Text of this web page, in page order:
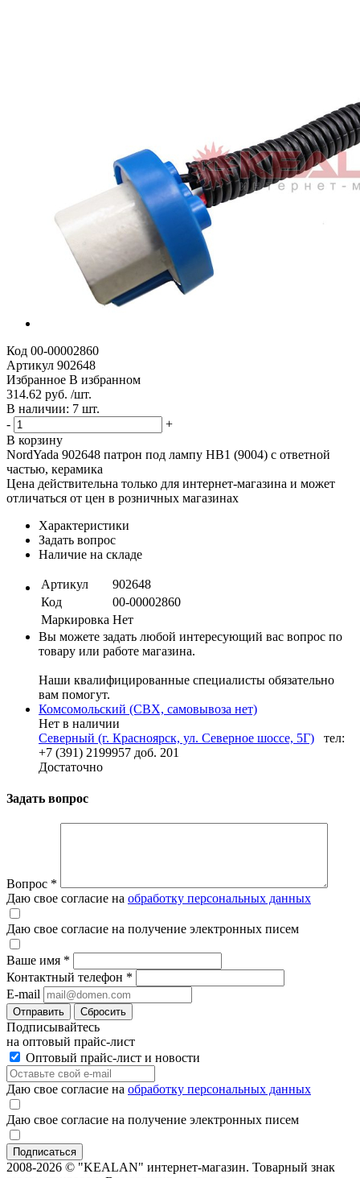
Код 00-00002860
Артикул 902648
Избранное В избранном
314.62 руб. /шт.
В наличии: 7 шт.
-
+
В корзину
NordYada 902648 патрон под лампу HB1 (9004) с ответной
частью, керамика
Цена действительна только для интернет-магазина и может
отличаться от цен в розничных магазинах
Характеристики
Задать вопрос
Наличие на складе
Артикул
902648
Код
00-00002860
Маркировка Нет
Вы можете задать любой интересующий вас вопрос по
товару или работе магазина.
Наши квалифицированные специалисты обязательно
вам помогут.
Комсомольский (СВХ, самовывоза нет)
Нет в наличии
Северный (г. Красноярск, ул. Северное шоссе, 5Г)
тел:
+7 (391) 2199957 доб. 201
Достаточно
Задать вопрос
Вопрос *
Даю свое согласие на обработку персональных данных
Даю свое согласие на получение электронных писем
Ваше имя *
Контактный телефон *
E-mail
Отправить Сбросить
Подписывайтесь
на оптовый прайс-лист
Оптовый прайс-лист и новости
Даю свое согласие на обработку персональных данных
Даю свое согласие на получение электронных писем
2008-2026 © "KEALAN" интернет-магазин. Товарный знак